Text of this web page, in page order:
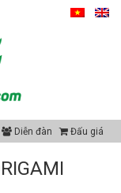
Diễn đàn Đấu giá